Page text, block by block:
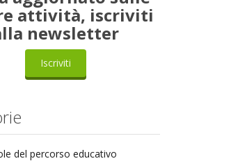
attività, iscriviti
newsletter
Iscriviti
del percorso educativo